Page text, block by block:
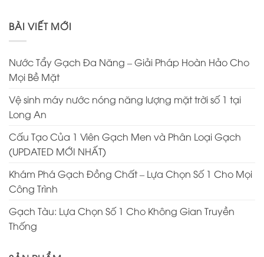
BÀI VIẾT MỚI
Nước Tẩy Gạch Đa Năng – Giải Pháp Hoàn Hảo Cho
Mọi Bề Mặt
Vệ sinh máy nước nóng năng lượng mặt trời số 1 tại
Long An
Cấu Tạo Của 1 Viên Gạch Men và Phân Loại Gạch
(UPDATED MỚI NHẤT)
Khám Phá Gạch Đồng Chất – Lựa Chọn Số 1 Cho Mọi
Công Trình
Gạch Tàu: Lựa Chọn Số 1 Cho Không Gian Truyền
Thống